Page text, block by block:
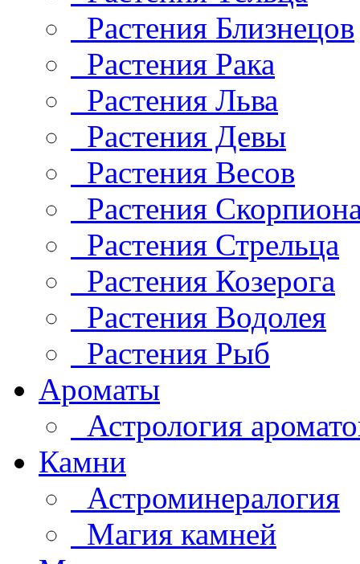
Растения Близнецов
Растения Рака
Растения Льва
Растения Девы
Растения Весов
Растения
Растения Стрельца
Растения Козерога
Растения Водолея
Растения Рыб
Ароматы
Астрология
Камни
Астроминералогия
Магия камней